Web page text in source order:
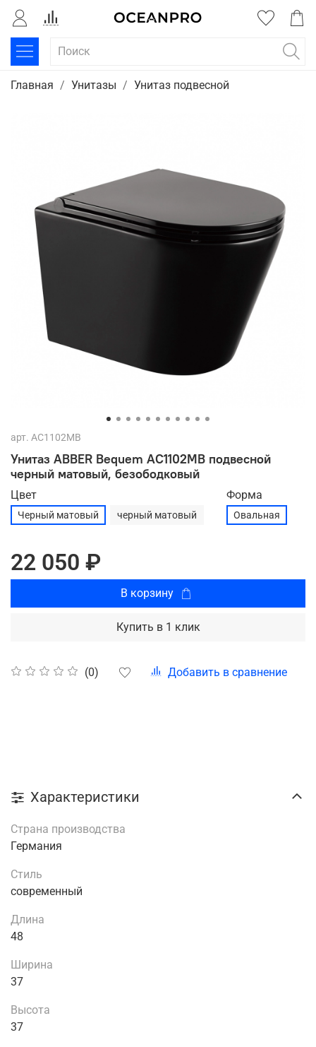
Главная Унитазы Унитаз подвесной
арт. AC1102MB
Унитаз ABBER Bequem AC1102MB подвесной
черный матовый, безободковый
(0) Добавить в сравнение
Цвет
Черный матовый черный матовый
Форма
Овальная
22 050 ₽
В корзину
Купить в 1 клик
Характеристики
Страна производства
Германия
Стиль
современный
Длина
48
Ширина
37
Высота
37